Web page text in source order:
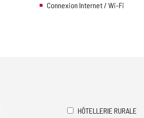
Connexion Internet / Wi-Fi
HÔTELLERIE RURALE